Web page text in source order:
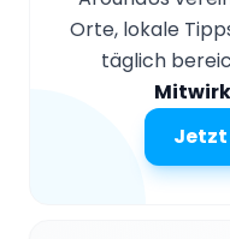
Orte, lokale
täglich